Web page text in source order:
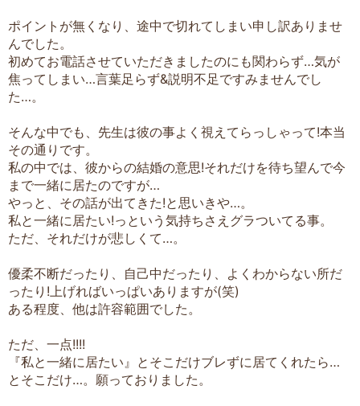
ポイントが無くなり、途中で切れてしまい申し訳ありませ
んでした。
初めてお電話させていただきましたのにも関わらず…気が
焦ってしまい…言葉足らず&説明不足ですみませんでし
た…。
そんな中でも、先生は彼の事よく視えてらっしゃって!本当
その通りです。
私の中では、彼からの結婚の意思!それだけを待ち望んで今
まで一緒に居たのですが…
やっと、その話が出てきた!と思いきや…。
私と一緒に居たい!っという気持ちさえグラついてる事。
ただ、それだけが悲しくて…。
優柔不断だったり、自己中だったり、よくわからない所だ
ったり!上げればいっぱいありますが(笑)
ある程度、他は許容範囲でした。
ただ、一点!!!!
『私と一緒に居たい』とそこだけブレずに居てくれたら…
とそこだけ…。願っておりました。